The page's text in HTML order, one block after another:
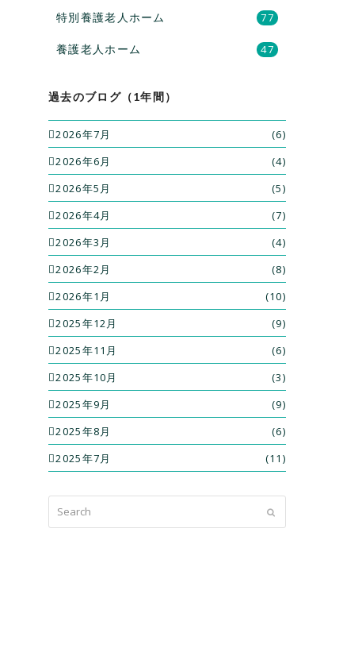
特別養護老人ホーム 77
養護老人ホーム 47
過去のブログ（1年間）
2026年7月
(6)
2026年6月
(4)
2026年5月
(5)
2026年4月
(7)
2026年3月
(4)
2026年2月
(8)
2026年1月
(10)
2025年12月
(9)
2025年11月
(6)
2025年10月
(3)
2025年9月
(9)
2025年8月
(6)
2025年7月
(11)